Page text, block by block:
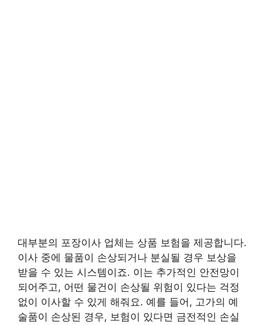
대부분의 포장이사 업체는 상품 보험을 제공합니다.
이사 중에 물품이 손상되거나 분실될 경우 보상을
받을 수 있는 시스템이죠. 이는 추가적인 안전망이
되어주고, 어떤 물건이 손상될 위험이 있다는 걱정
없이 이사할 수 있게 해줘요. 예를 들어, 고가의 예
술품이 손상된 경우, 보험이 있다면 금전적인 손실